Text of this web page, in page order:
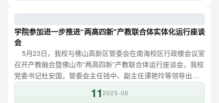
绿化生态修复、生物多样性保护等领域的技术创新及产业转化
方面取得的成效。...
学院参加进一步推进“两高四新"产教联合体实体化运行座谈
会
5月23日，我校与佛山高新区管委会在南海校区行政楼会议室
召开产教融合暨佛山市“两高四新”产教联合体运行座谈会，我校
党委书记杜安国，管委会主任钱中、副主任谭艳玲等领导出席
会议。 杜安国表示，学校根据国家战略要求积极调整办学定
位，紧密围绕粤港澳大湾区产业发展需求，深化产教融合办好
112025-06